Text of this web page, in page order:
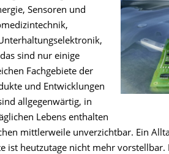
Sensoren und
sind nur einige
Fachgebiete der
und Entwicklungen
allgegenwärtig, in
Lebens enthalten
mittlerweile unverzichtbar. Ein
ist heutzutage nicht mehr